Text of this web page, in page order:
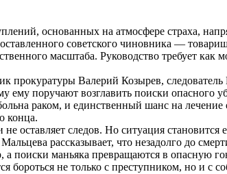
основанных на атмосфере страха,
советского чиновника —
масштаба. Руководство требует как
прокуратуры Валерий Козырев,
поручают возглавить поиски опасного
раком, и единственный шанс на лечение
конца.
оставляет следов. Но ситуация
рассказывает, что незадолго до
а поиски маньяка превращаются в опасную
бороться не только с преступником, но и с